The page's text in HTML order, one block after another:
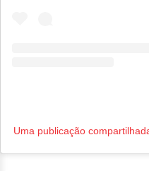
Uma publicação